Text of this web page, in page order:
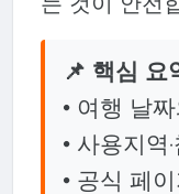
📌 핵심 요
• 여행 날
• 사용지역
• 공식 페